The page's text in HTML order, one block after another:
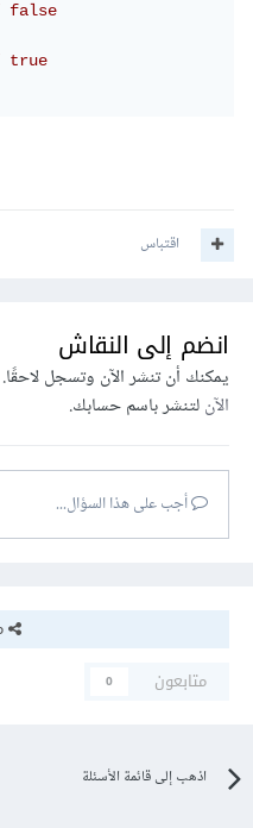
false
true
اقتباس
انضم إلى النقاش
يمكنك أن تنشر الآن وتسجل
الآنلتنشر باسم حسابك.
أجب على هذا السؤال...
متابعون
0
اذهب إلى قائمة الأسئلة